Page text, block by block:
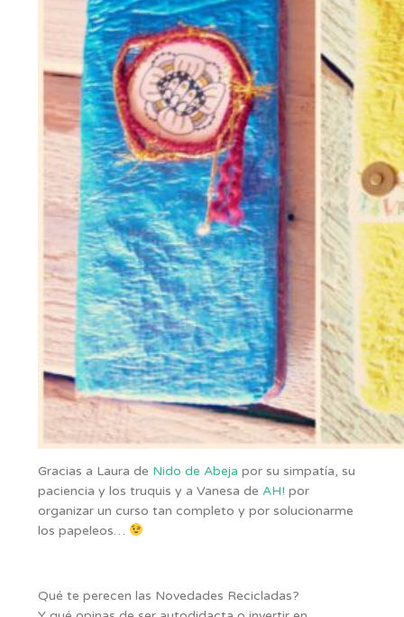
Gracias a Laura de Nido de Abeja por su simpatía, su
paciencia y los truquis y a Vanesa de AH! por
organizar un curso tan completo y por solucionarme
los papeleos…
Qué te perecen las Novedades Recicladas?